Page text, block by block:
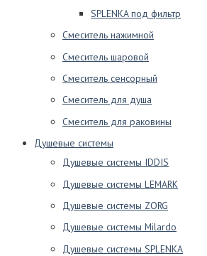
SPLENKA под фильтр
Смеситель нажимной
Смеситель шаровой
Смеситель сенсорный
Смеситель для душа
Смеситель для раковины
Душевые системы
Душевые системы IDDIS
Душевые системы LEMARK
Душевые системы ZORG
Душевые системы Milardo
Душевые системы SPLENKA